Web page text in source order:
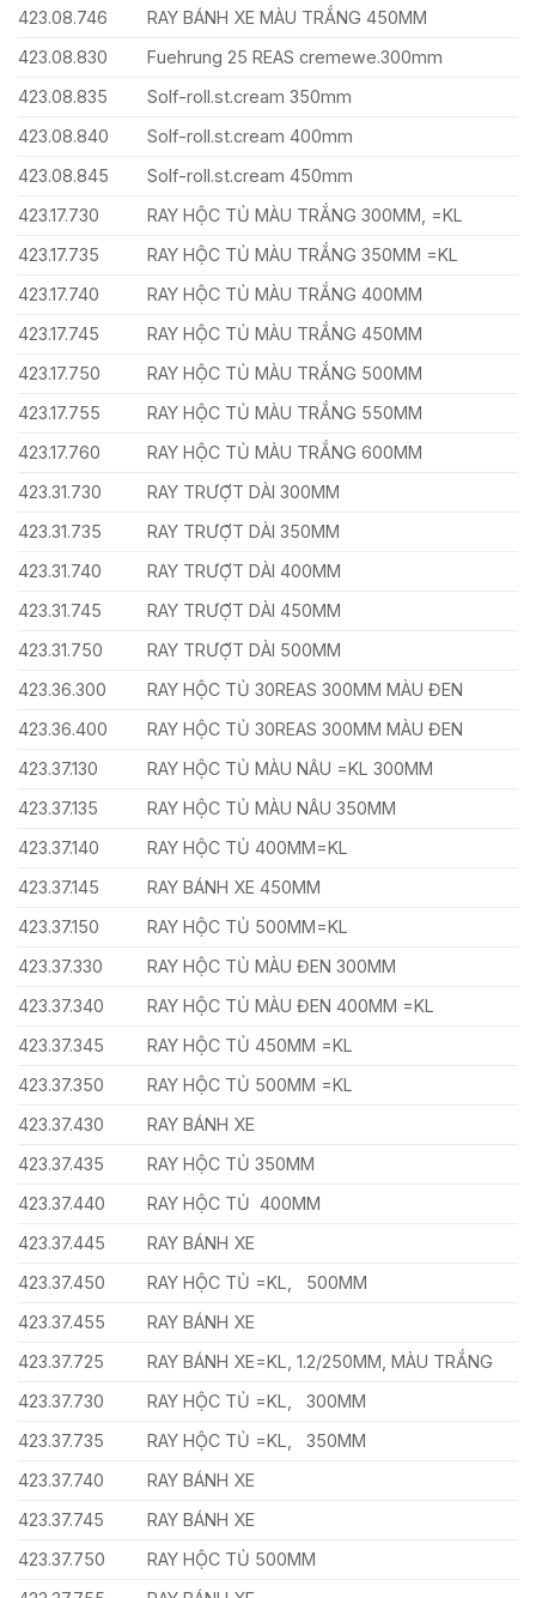
423.08.746
RAY BÁNH XE MÀU TRẮNG 450MM
423.08.830
Fuehrung 25 REAS cremewe.300mm
423.08.835
Solf-roll.st.cream 350mm
423.08.840
Solf-roll.st.cream 400mm
423.08.845
Solf-roll.st.cream 450mm
423.17.730
RAY HỘC TỦ MÀU TRẮNG 300MM, =KL
423.17.735
RAY HỘC TỦ MÀU TRẮNG 350MM =KL
423.17.740
RAY HỘC TỦ MÀU TRẮNG 400MM
423.17.745
RAY HỘC TỦ MÀU TRẮNG 450MM
423.17.750
RAY HỘC TỦ MÀU TRẮNG 500MM
423.17.755
RAY HỘC TỦ MÀU TRẮNG 550MM
423.17.760
RAY HỘC TỦ MÀU TRẮNG 600MM
423.31.730
RAY TRƯỢT DÀI 300MM
423.31.735
RAY TRƯỢT DÀI 350MM
423.31.740
RAY TRƯỢT DÀI 400MM
423.31.745
RAY TRƯỢT DÀI 450MM
423.31.750
RAY TRƯỢT DÀI 500MM
423.36.300
RAY HỘC TỦ 30REAS 300MM MÀU ĐEN
423.36.400
RAY HỘC TỦ 30REAS 300MM MÀU ĐEN
423.37.130
RAY HỘC TỦ MÀU NÂU =KL 300MM
423.37.135
RAY HỘC TỦ MÀU NÂU 350MM
423.37.140
RAY HỘC TỦ 400MM=KL
423.37.145
RAY BÁNH XE 450MM
423.37.150
RAY HỘC TỦ 500MM=KL
423.37.330
RAY HỘC TỦ MÀU ĐEN 300MM
423.37.340
RAY HỘC TỦ MÀU ĐEN 400MM =KL
423.37.345
RAY HỘC TỦ 450MM =KL
423.37.350
RAY HỘC TỦ 500MM =KL
423.37.430
RAY BÁNH XE
423.37.435
RAY HỘC TỦ 350MM
423.37.440
RAY HỘC TỦ 400MM
423.37.445
RAY BÁNH XE
423.37.450
RAY HỘC TỦ =KL, 500MM
423.37.455
RAY BÁNH XE
423.37.725
RAY BÁNH XE=KL, 1.2/250MM, MÀU TRẮNG
423.37.730
RAY HỘC TỦ =KL, 300MM
423.37.735
RAY HỘC TỦ =KL, 350MM
423.37.740
RAY BÁNH XE
423.37.745
RAY BÁNH XE
423.37.750
RAY HỘC TỦ 500MM